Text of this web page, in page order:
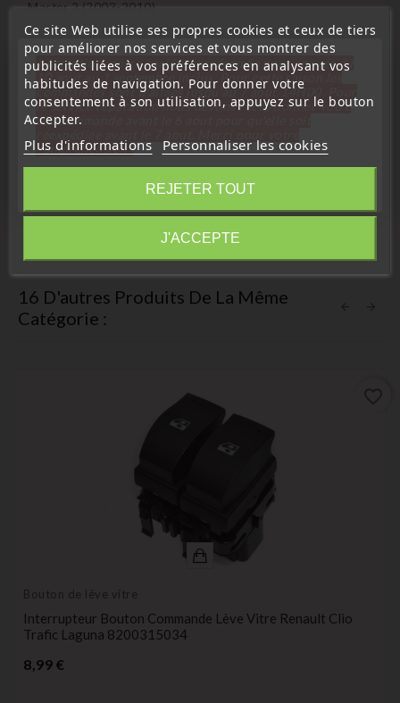
Master 2 (2003-2010)
Opel vivaro (2001-2010)
Opel movano b (2003-2010)
Nissan primastar (2002-2010)
Nissan interstar (2003-2010)
Références équivalentes :
8200107772 - 8200057321 - 8200242600 -2540000QAB
16 D'autres Produits De La Même
Catégorie :
Bouton de lève vitre
Interrupteur Bouton Commande Lève Vitre Renault Clio
Trafic Laguna 8200315034
8,99 €
Ce site Web utilise ses propres cookies et ceux de tiers
pour améliorer nos services et vous montrer des
publicités liées à vos préférences en analysant vos
habitudes de navigation. Pour donner votre
consentement à son utilisation, appuyez sur le bouton
Accepter.
Plus d'informations Personnaliser les cookies
REJETER TOUT
J'ACCEPTE
« Attention, notre société sera fermée pour congés du
10 aout au 1 septembre inclus. Pour cette raison les
commandes sont traitées jusqu'au 7 aout 14H00. Pour
le service réparation nous devons réceptionner votre
télécommande avant le 6 aout pour qu'elle soit
compréhension»
Fermer
Information